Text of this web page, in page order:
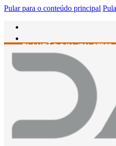
Pular para o conteúdo principal
PLANTÃO 24H: (31)
98433-4741 • (31)